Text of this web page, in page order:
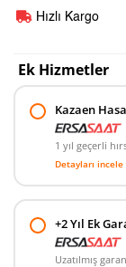
Hızlı Kargo
Ek Hizmetler
Kazaen
1 yıl geçerli
Detayları incele
+2 Yıl Ek
Uzatılmış